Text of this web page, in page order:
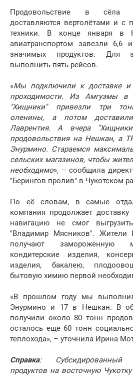
Продовольствие в сëла
доставляются вертолётами и с
техники. В конце января в
авиатранспортом завезли 6,6
значимых продуктов. Для
выполнить пять рейсов.
«Мы подключили к доставке и
проходимости. Из Амгуэмы
"Хищники" привезли три
оленины, а потом
Лаврентия. А вчера
продовольствия на Нешкан, а
Энурмино. Стараемся
сельских магазинов, чтобы
необходимо», – сообщила
"Берингов пролив" в Чукотском
По её словам, в самые
компания продолжает
навигацию не смог
"Владимир Мясников". Жители
получают замороженную
кондитерские изделия,
изделия, бакалею,
бытовую химию первой
«В прошлом году мы
Энурмино и 17 в Нешкан. В
получили около 80 тонн
осталось еще 60 тонн
теплохода», – уточнила Ирина
Справка: Субсидированный
продуктов на восточную